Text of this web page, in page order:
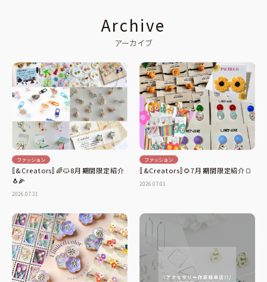
Archive
アーカイブ
ファッション
〚&Creators〛🌈🐱8月⁡期間限定紹介
🐧🌽
2026.07.31
ファッション
〚&Creators〛🌻7月⁡期間限定紹介️️🍞
2026.07.01